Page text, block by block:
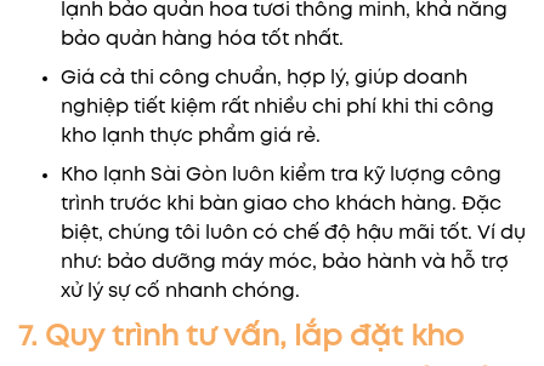
lạnh bảo quản hoa tươi thông minh, khả năng
bảo quản hàng hóa tốt nhất.
Giá cả thi công chuẩn, hợp lý, giúp doanh
nghiệp tiết kiệm rất nhiều chi phí khi thi công
kho lạnh thực phẩm giá rẻ.
Kho lạnh Sài Gòn luôn kiểm tra kỹ lượng công
trình trước khi bàn giao cho khách hàng. Đặc
biệt, chúng tôi luôn có chế độ hậu mãi tốt. Ví dụ
như: bảo dưỡng máy móc, bảo hành và hỗ trợ
xử lý sự cố nhanh chóng.
7. Quy trình tư vấn, lắp đặt kho